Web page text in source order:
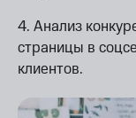
4. Анализ
страницы в
клиентов.